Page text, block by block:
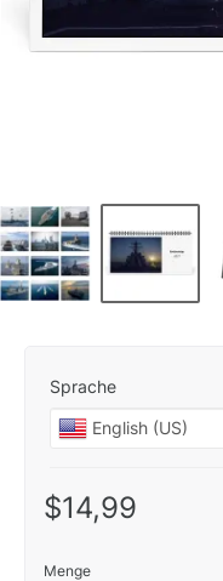
Sprache
$14,99
Menge